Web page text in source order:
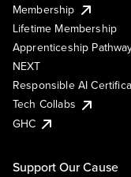
Membership
Lifetime Membership
Apprenticeship
NEXT
Responsible AI
Tech Collabs
GHC
Support Our Cause